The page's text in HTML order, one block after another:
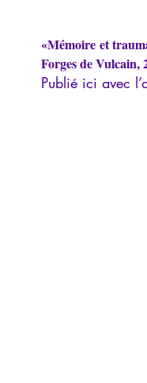
Conférences Allemand
«Mémoire et
Forges de Vulcain,
Publié ici avec